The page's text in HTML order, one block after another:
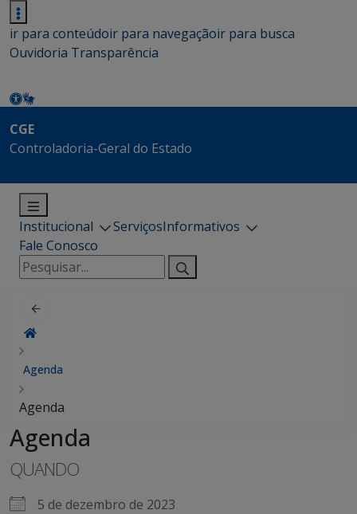
ir para conteúdoir para navegaçãoir para busca
Ouvidoria Transparência
CGE
Controladoria-Geral do Estado
Institucional ServiçosInformativos
Fale Conosco
Pesquisar
por:
Agenda
Agenda
Agenda
QUANDO
5 de dezembro de 2023